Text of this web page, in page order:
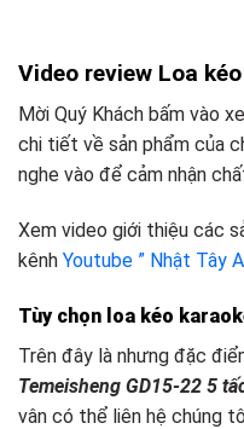
Video review Loa
Mời Quý Khách bấm vào
chi tiết về sản phẩm của
nghe vào để cảm nhận
Xem video giới thiệu các
kênh Youtube ” Nhật Tây
Tùy chọn loa kéo
Trên đây là nhưng đặc
Temeisheng GD15-22 5
vân có thể liên hệ chúng